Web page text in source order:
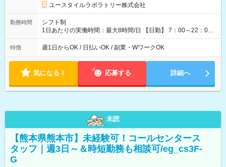
形態：本採用時と同じです。 給与：時給 1,060円以上
ユースタイルラボラトリー株式会社
勤務時間
シフト制
1日あたりの実働時間：最大8時間/日 【日勤】 7：00～22：00
の間で4～8時間勤務（休憩時間は法定通り） ※週1日～OK ／ 1
日4時間から勤務OK ／ 夜勤なし ＊＊ 勤務時間例 ＊＊ ■7時
変動 ※曜日固定（毎週同じ曜日勤務）
特徴 週1日からOK / 日払いOK / 副業・WワークOK
気になる！ 応募する 詳細へ
未読
【熊本県熊本市】未経験可！コールセンタース
タッフ｜週3日～＆時短勤務も相談可/eg_cs3F-
G